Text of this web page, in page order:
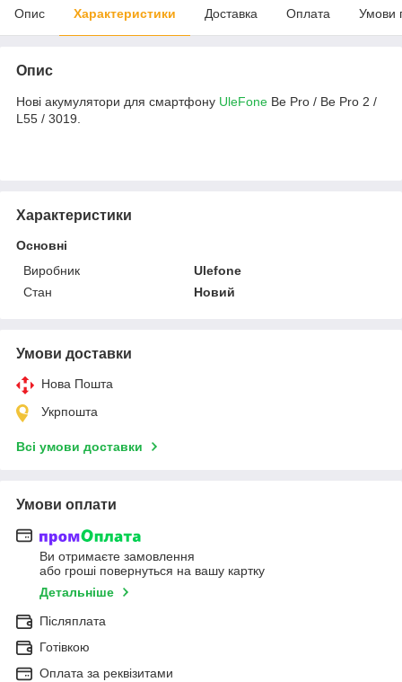
Опис Характеристики Доставка Оплата Умови
Опис
Нові акумулятори для смартфону UleFone Be Pro / Be Pro 2 /
L55 / 3019.
Характеристики
Основні
Виробник
Ulefone
Стан
Новий
Умови доставки
Нова Пошта
Укрпошта
Всі умови доставки
Умови оплати
Ви отримаєте замовлення
або гроші повернуться на вашу картку
Детальніше
Післяплата
Готівкою
Оплата за реквізитами